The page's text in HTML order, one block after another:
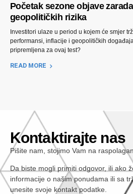
Početak sezone objave
geopolitičkih rizika
Investitori ulaze u period u kojem će smjer
performansi, inflacije i geopolitičkih
pripremljena za ovaj test?
READ MORE
Kontaktirajte nas
Pišite nam, stojimo Vam na
Da biste mogli primiti odgovor, ili ako
informacije o našim ponudama ili sa
unesite svoje kontakt podatke.